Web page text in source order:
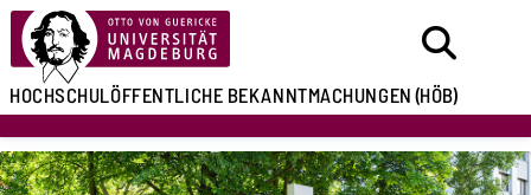
HOCHSCHULÖFFENTLICHEBEKANNTMACHUNGEN(HÖB)